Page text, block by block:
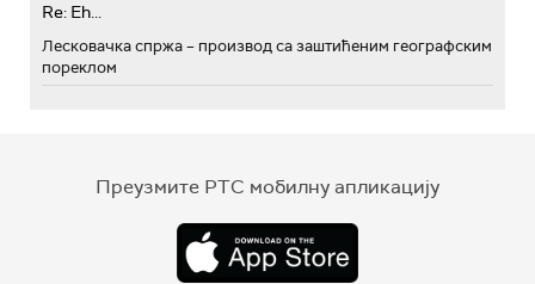
Re: Eh...
Лесковачка спржа – производ са заштићеним географским
пореклом
Преузмите РТС мобилну апликацију